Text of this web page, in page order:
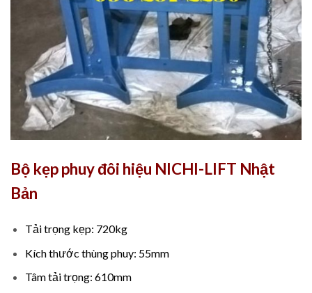
Bộ kẹp phuy đôi hiệu NICHI-LIFT Nhật
Bản
Tải trọng kẹp: 720kg
Kích thước thùng phuy: 55mm
Tâm tải trọng: 610mm